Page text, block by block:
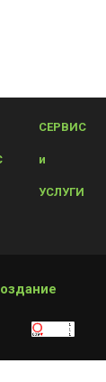
СЕРВИС
и
УСЛУГИ